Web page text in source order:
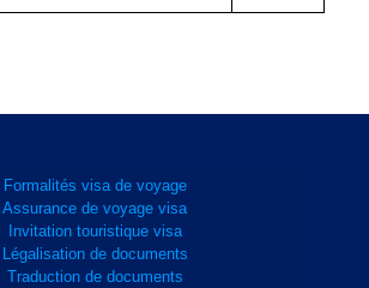
Formalités visa de voyage
Assurance de voyage visa
Invitation touristique visa
Légalisation de documents
Traduction de documents